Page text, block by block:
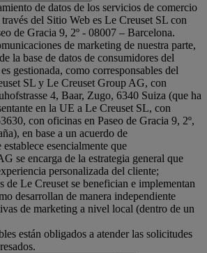
de datos de los servicios de comercio
del Sitio Web es Le Creuset SL con
de Gracia 9, 2º - 08007 – Barcelona.
de marketing de nuestra parte,
la base de datos de consumidores del
gestionada, como corresponsables del
SL y Le Creuset Group AG, con
4, Baar, Zugo, 6340 Suiza (que ha
en la UE a Le Creuset SL, con
con oficinas en Paseo de Gracia 9, 2º,
en base a un acuerdo de
esencialmente que
se encarga de la estrategia general que
personalizada del cliente;
de Le Creuset se benefician e implementan
desarrollan de manera independiente
de marketing a nivel local (dentro de un
están obligados a atender las solicitudes